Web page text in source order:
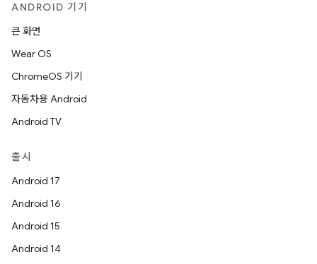
ANDROID 기기
큰 화면
Wear OS
ChromeOS 기기
자동차용 Android
Android TV
출시
Android 17
Android 16
Android 15
Android 14